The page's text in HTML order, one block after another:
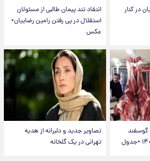
در کنار
انتقاد تند پیمان طالبی از مسئولان
استقلال در پی رفتن رامین رضاییان+
عکس
تصاویر جدید و دلبرانه از هدیه
تهرانی در یک گلخانه